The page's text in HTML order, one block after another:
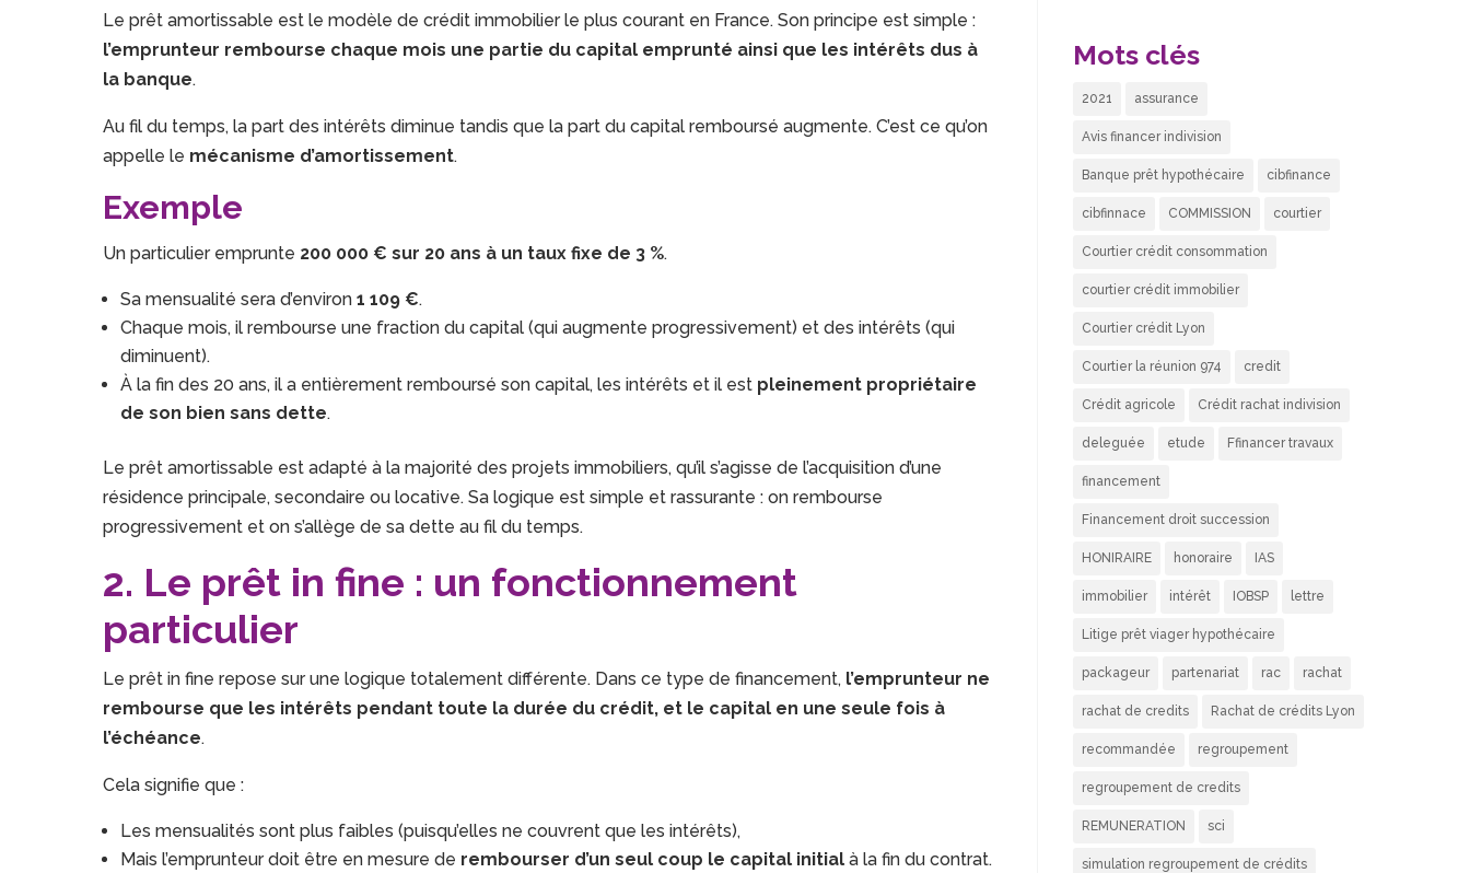
Le prêt amortissable est le modèle de crédit immobilier le plus courant en France. Son principe est simple :
l’emprunteur rembourse chaque mois une partie du capital emprunté ainsi que les intérêts dus à
la banque.
Au fil du temps, la part des intérêts diminue tandis que la part du capital remboursé augmente. C’est ce qu’on
appelle le mécanisme d’amortissement.
Exemple
Un particulier emprunte 200 000 € sur 20 ans à un taux fixe de 3 %.
Sa mensualité sera d’environ1 109 €.
Chaque mois, il rembourse une fraction du capital (qui augmente progressivement) et des intérêts (qui
diminuent).
À la fin des 20 ans, il a entièrement remboursé son capital, les intérêts et il est pleinement propriétaire
de son bien sans dette.
Le prêt amortissable est adapté à la majorité des projets immobiliers, qu’il s’agisse de l’acquisition d’une
résidence principale, secondaire ou locative. Sa logique est simple et rassurante : on rembourse
progressivement et on s’allège de sa dette au fil du temps.
2. Le prêt in fine : un fonctionnement
particulier
Le prêt in fine repose sur une logique totalement différente. Dans ce type de financement, l’emprunteur ne
rembourse que les intérêts pendant toute la durée du crédit, et le capital en une seule fois à
l’échéance.
Cela signifie que :
Les mensualités sont plus faibles (puisqu’elles ne couvrent que les intérêts),
Mais l’emprunteur doit être en mesure de rembourser d’un seul coup le capital initial à la fin du contrat.
Mots clés
2021 assurance
Avis financer indivision
Banque prêt hypothécaire cibfinance
cibfinnace COMMISSION courtier
Courtier crédit consommation
courtier crédit immobilier
Courtier crédit Lyon
Courtier la réunion 974 credit
Crédit agricole Crédit rachat indivision
deleguée etude Ffinancer travaux
financement
Financement droit succession
HONIRAIRE honoraire IAS
immobilier intérêt IOBSP lettre
Litige prêt viager hypothécaire
packageur partenariat rac rachat
rachat de credits Rachat de crédits Lyon
recommandée regroupement
regroupement de credits
REMUNERATION sci
simulation regroupement de crédits